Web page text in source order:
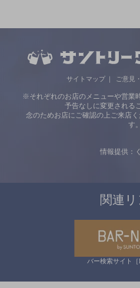
サイトマップ ご意見
※それぞれのお店のメニューや営業
予告なしに変更される
念のためお店にご確認の上ご来店
す。
情報提供：
関連リ
バー検索サイト［